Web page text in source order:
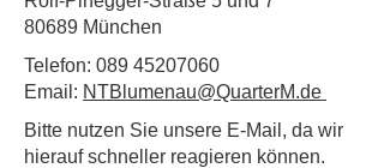
80689 München
Telefon: 089 45207060
Email: NTBlumenau@QuarterM.de
Bitte nutzen Sie unsere E-Mail, da wir
hierauf schneller reagieren können.